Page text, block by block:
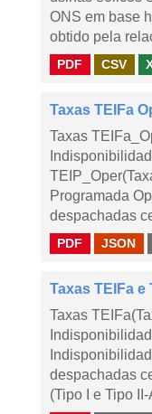
ONS em base
obtido pela
PDF CSV
Taxas TEIFa
Taxas
Programada
despachadas
PDF JSON
Taxas TEIFa e
Taxas
despachadas
(Tipo I e Tipo II-